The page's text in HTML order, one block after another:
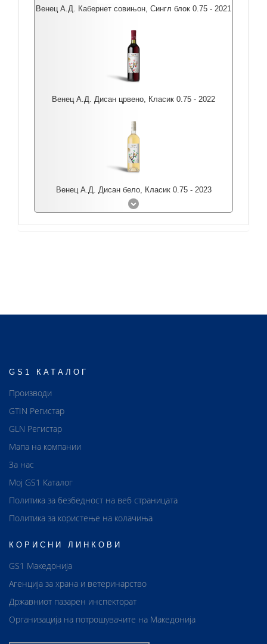
Венец А.Д. Кабернет совињон, Сингл блок 0.75 - 2021
Венец А.Д. Дисан црвено, Класик 0.75 - 2022
Венец А.Д. Дисан бело, Класик 0.75 - 2023
GS1 КАТАЛОГ
Производи
GTIN Регистар
GLN Регистар
Мапа на компании
За нас
Мој GS1 Каталог
Политика за безбедност на веб страницата
Политика за користење на колачиња
КОРИСНИ ЛИНКОВИ
GS1 Македонија
Агенција за храна и ветеринарство
Државниот пазарен инспекторат
Организација на потрошувачите на Македонија